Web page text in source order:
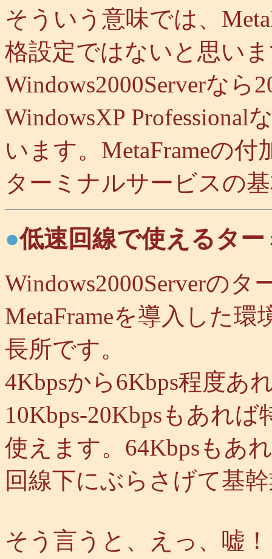
そういう意味では、
格設定ではないと思い
Windows2000Serverな
WindowsXP
います。MetaFrameの
ターミナルサービスの
●低速回線で使えるタ
Windows2000Serverの
MetaFrameを導入した
長所です。
4Kbpsから6Kbps程度あ
10Kbps-20Kbpsもあれ
使えます。64Kbpsもあ
回線下にぶらさげて基
そう言うと、えっ、嘘